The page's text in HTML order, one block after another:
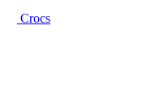
Crocs